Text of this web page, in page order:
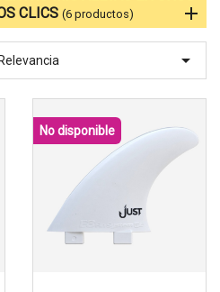
CLICS(6 productos)
Relevancia 
No disponible